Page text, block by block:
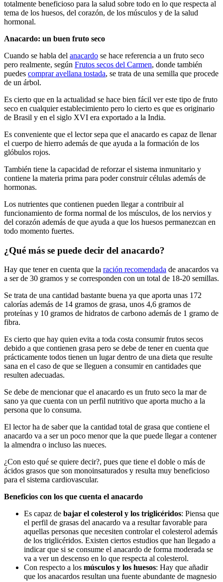
totalmente beneficioso para la salud sobre todo en lo que respecta al
tema de los huesos, del corazón, de los músculos y de la salud
hormonal.
Anacardo: un buen fruto seco
Cuando se habla del anacardo se hace referencia a un fruto seco
pero realmente, según Frutos secos del Carmen, donde también
puedes comprar avellana tostada, se trata de una semilla que procede
de un árbol.
Es cierto que en la actualidad se hace bien fácil ver este tipo de fruto
seco en cualquier establecimiento pero lo cierto es que es originario
de Brasil y en el siglo XVI era exportado a la India.
Es conveniente que el lector sepa que el anacardo es capaz de llenar
el cuerpo de hierro además de que ayuda a la formación de los
glóbulos rojos.
También tiene la capacidad de reforzar el sistema inmunitario y
contiene la materia prima para poder construir células además de
hormonas.
Los nutrientes que contienen pueden llegar a contribuir al
funcionamiento de forma normal de los músculos, de los nervios y
del corazón además de que ayuda a que los huesos permanezcan en
todo momento fuertes.
¿Qué más se puede decir del anacardo?
Hay que tener en cuenta que la ración recomendada de anacardos va
a ser de 30 gramos y se corresponden con un total de 18-20 semillas.
Se trata de una cantidad bastante buena ya que aporta unas 172
calorías además de 14 gramos de grasa, unos 4,6 gramos de
proteínas y 10 gramos de hidratos de carbono además de 1 gramo de
fibra.
Es cierto que hay quien evita a toda costa consumir frutos secos
debido a que contienen grasa pero se debe de tener en cuenta que
prácticamente todos tienen un lugar dentro de una dieta que resulte
sana en el caso de que se lleguen a consumir en cantidades que
resulten adecuadas.
Se debe de mencionar que el anacardo es un fruto seco la mar de
sano ya que cuenta con un perfil nutritivo que aporta mucho a la
persona que lo consuma.
El lector ha de saber que la cantidad total de grasa que contiene el
anacardo va a ser un poco menor que la que puede llegar a contener
la almendra o incluso las nueces.
¿Con esto qué se quiere decir?, pues que tiene el doble o más de
ácidos grasos que son monoinsaturados y resulta muy beneficioso
para el sistema cardiovascular.
Beneficios con los que cuenta el anacardo
Es capaz de bajar el colesterol y los triglicéridos: Piensa que
el perfil de grasas del anacardo va a resultar favorable para
aquellas personas que necesiten controlar el colesterol además
de los triglicéridos. Existen ciertos estudios que han llegado a
indicar que si se consume el anacardo de forma moderada se
va a ver un descenso en lo que respecta al colesterol.
Con respecto a los músculos y los huesos: Hay que añadir
que los anacardos resultan una fuente abundante de magnesio